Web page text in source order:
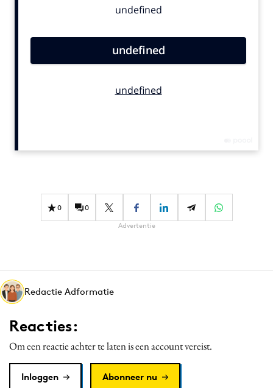
Contentmarketing
Effectiviteit
Gedragsverandering
Martech
Media
Merkstrategie
PR
Programmatic
Reputatie & crisis
0 0
Advertentie
Redactie Adformatie
Reacties:
Om een reactie achter te laten is een account vereist.
Inloggen Abonneer nu